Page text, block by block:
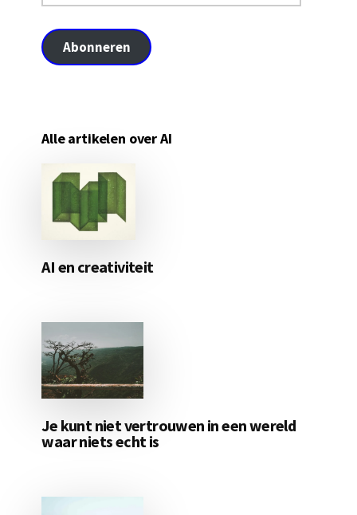
Abonneren
Alle artikelen over AI
AI en creativiteit
Je kunt niet vertrouwen in een wereld
waar niets echt is